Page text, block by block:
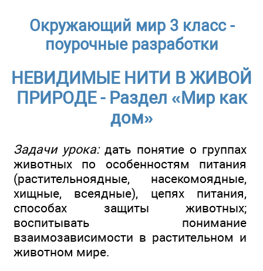
Окружающий мир 3 класс -
поурочные разработки
НЕВИДИМЫЕ НИТИ В ЖИВОЙ
ПРИРОДЕ - Раздел «Мир как
дом»
Задачи урока:дать понятие о группах
животных по особенностям питания
(растительноядные, насекомоядные,
хищные, всеядные), цепях питания,
способах защиты животных;
воспитывать понимание
взаимозависимости в растительном и
животном мире.